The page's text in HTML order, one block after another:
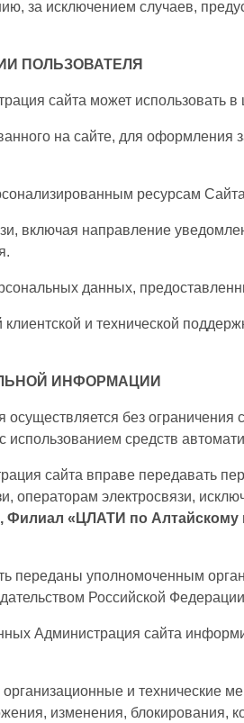
за исключением случаев,
ПОЛЬЗОВАТЕЛЯ
сайта может использовать в
на сайте, для оформления
ресурсам
включая направление
данных,
и технической
ИНФОРМАЦИИ
без
средств
сайта вправе передавать
операторам электросвязи,
«ЦЛАТИ по Алтайскому
переданы уполномоченным
Российской
Администрация сайта
и технические
изменения, блокирования,